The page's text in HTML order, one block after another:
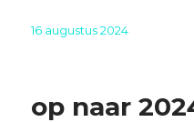
Geplaatst
16 augustus 2024
op naar